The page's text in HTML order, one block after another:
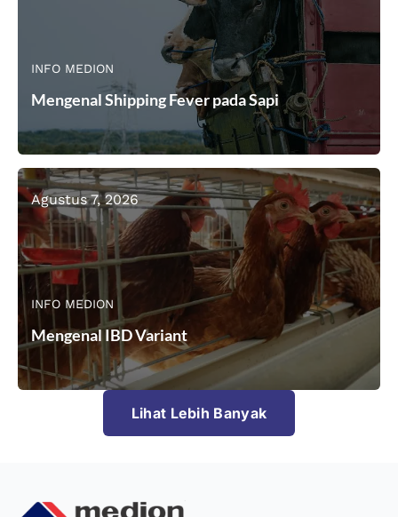
Lihat Lebih Banyak
INFO MEDION
Mengenal Shipping Fever pada Sapi
INFO MEDION
Agustus 7, 2026
Mengenal IBD Variant